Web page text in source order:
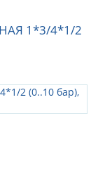
1*3/4*1/2